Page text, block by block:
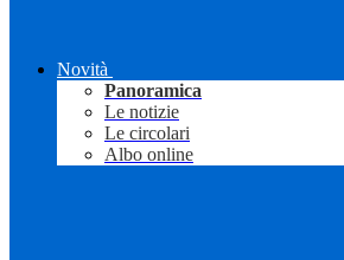
Novità
Panoramica
Le notizie
Le circolari
Albo online